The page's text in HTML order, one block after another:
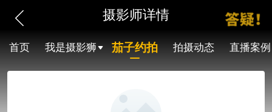
摄影师详情
首页 我是摄影狮 茄子约拍 拍摄动态 直播案例